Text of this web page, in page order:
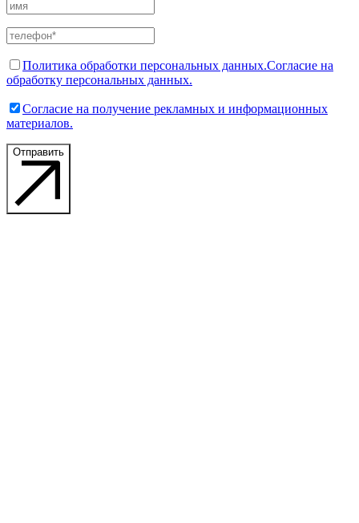
Политика обработки персональных данных.Согласие на
обработку персональных данных.
Согласие на получение рекламных и информационных
материалов.
Отправить